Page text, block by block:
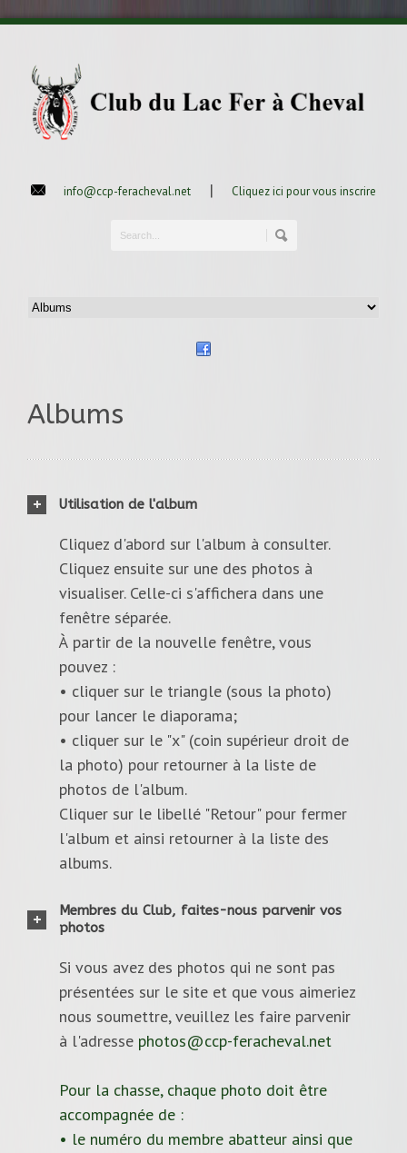
info@ccp-feracheval.net | Cliquez ici pour vous inscrire
Albums
Utilisation de l'album
Cliquez d'abord sur l'album à consulter.
Cliquez ensuite sur une des photos à
visualiser. Celle-ci s'affichera dans une
fenêtre séparée.
À partir de la nouvelle fenêtre, vous
pouvez :
• cliquer sur le triangle (sous la photo)
pour lancer le diaporama;
• cliquer sur le "x" (coin supérieur droit de
la photo) pour retourner à la liste de
photos de l'album.
Cliquer sur le libellé "Retour" pour fermer
l'album et ainsi retourner à la liste des
albums.
Membres du Club, faites-nous parvenir vos
photos
Si vous avez des photos qui ne sont pas
présentées sur le site et que vous aimeriez
nous soumettre, veuillez les faire parvenir
à l'adresse photos@ccp-feracheval.net
Pour la chasse, chaque photo doit être
accompagnée de :
• le numéro du membre abatteur ainsi que